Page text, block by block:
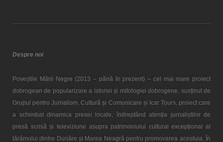
Despre noi
Poveștile Mării Negre (2013 – până în prezent) – cel mai mare proiect
dobrogean de popularizare a istoriei și mitologiei dobrogene, susținut de
Grupul pentru Jurnalism, Cultură și Comunicare și Icar Tours, proiect care
a schimbat dinamica presei locale, îndreptând atenția jurnaliștilor de
presă scrisă și televiziune asupra patrimoniului cultural excepțional al
tărâmului dintre Dunăre și Marea Neagră pentru promovarea acestuia. În